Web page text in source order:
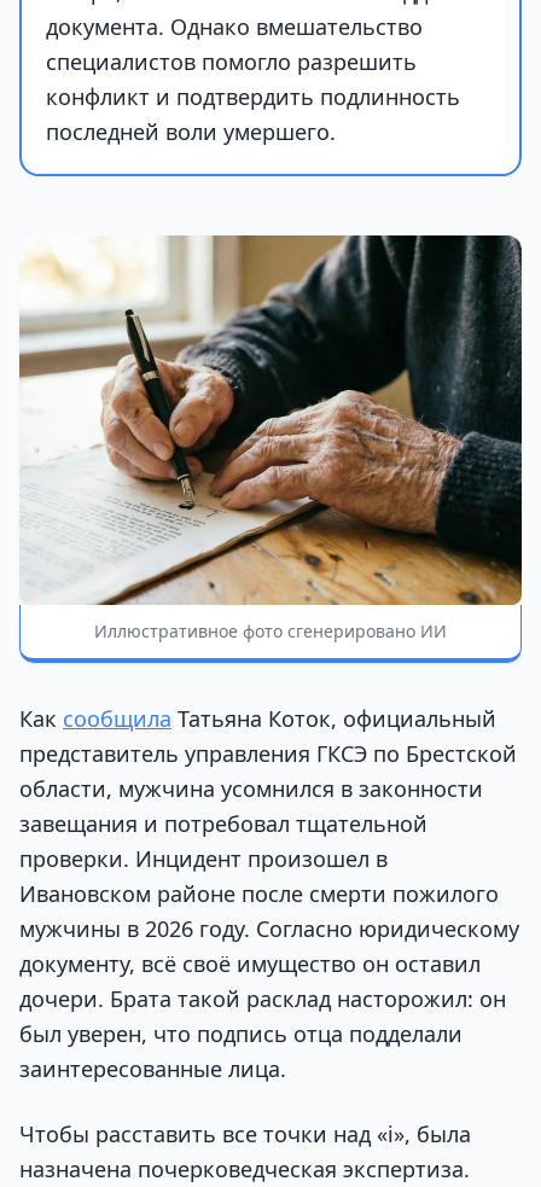
документа. Однако вмешательство
специалистов помогло разрешить
конфликт и подтвердить подлинность
последней воли умершего.
Иллюстративное фото сгенерировано ИИ
Как сообщила Татьяна Коток, официальный
представитель управления ГКСЭ по Брестской
области, мужчина усомнился в законности
завещания и потребовал тщательной
проверки. Инцидент произошел в
Ивановском районе после смерти пожилого
мужчины в 2026 году. Согласно юридическому
документу, всё своё имущество он оставил
дочери. Брата такой расклад насторожил: он
был уверен, что подпись отца подделали
заинтересованные лица.
Чтобы расставить все точки над «i», была
назначена почерковедческая экспертиза.